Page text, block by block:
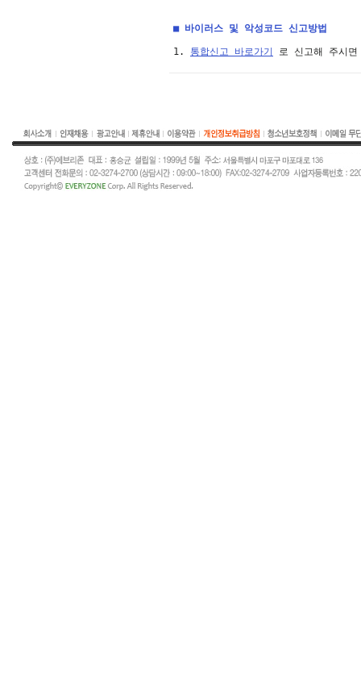
■ 바이러스 및 악성코드 신고방법
1. 통합신고 바로가기 로 신고해 주시